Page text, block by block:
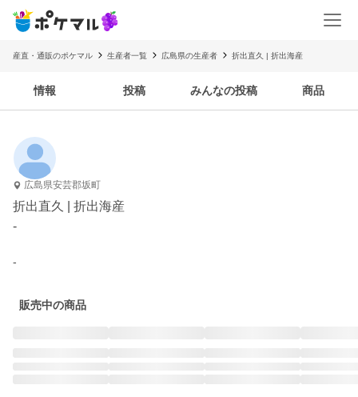
産直・通販のポケマル 生産者一覧 広島県の生産者 折出直久 | 折出海産
情報 投稿 みんなの投稿 商品
広島県安芸郡坂町
折出直久 | 折出海産
-
-
販売中の商品